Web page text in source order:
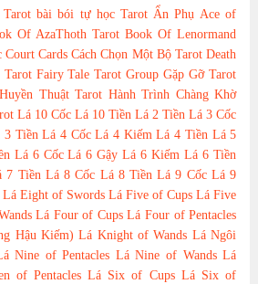
bài bói tự học Tarot Ẩn Phụ Ace of
Of AzaThoth Tarot Book Of Lenormand
Court Cards Cách Chọn Một Bộ Tarot Death
Fairy Tale Tarot Group Gặp Gỡ Tarot
Huyền Thuật Tarot Hành Trình Chàng Khờ
Lá 10 Cốc Lá 10 Tiền Lá 2 Tiền Lá 3 Cốc
3 Tiền Lá 4 Cốc Lá 4 Kiếm Lá 4 Tiền Lá 5
Lá 6 Cốc Lá 6 Gậy Lá 6 Kiếm Lá 6 Tiền
7 Tiền Lá 8 Cốc Lá 8 Tiền Lá 9 Cốc Lá 9
Lá Eight of Swords Lá Five of Cups Lá Five
Lá Four of Cups Lá Four of Pentacles
Hậu Kiếm) Lá Knight of Wands Lá Ngôi
Nine of Pentacles Lá Nine of Wands Lá
of Pentacles Lá Six of Cups Lá Six of